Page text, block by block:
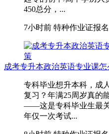
450总分，...
7小时前 特种作业证报
成考专升本政治英语专业课
专科毕业想升本科，成
复习？年满25周岁真的
——这是专科毕业生最
年仅一次考试...